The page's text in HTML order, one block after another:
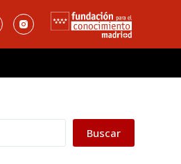
Buscar